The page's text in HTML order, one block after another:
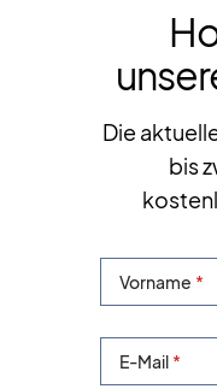
Die
bis
Vorname
E-Mail